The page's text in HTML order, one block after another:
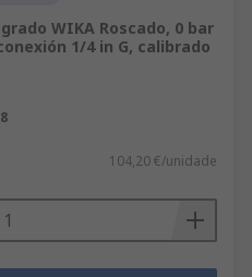
WIKA Roscado, 0 bar
1/4 in G, calibrado
104,20 €/unidade